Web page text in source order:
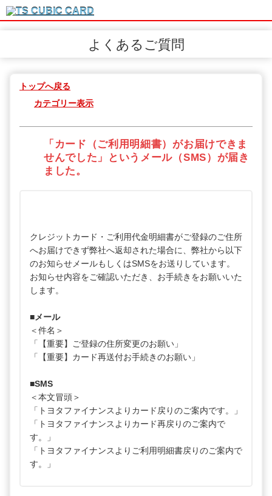
よくあるご質問
トップへ戻る
カテゴリー表示
「カード（ご利用明細書）がお届けできま
せんでした」というメール（SMS）が届き
ました。
クレジットカード・ご利用代金明細書がご登録のご住所
へお届けできず弊社へ返却された場合に、弊社から以下
のお知らせメールもしくはSMSをお送りしています。
お知らせ内容をご確認いただき、お手続きをお願いいた
します。
■メール
＜件名＞
「【重要】ご登録の住所変更のお願い」
「【重要】カード再送付お手続きのお願い」
■SMS
＜本文冒頭＞
「トヨタファイナンスよりカード戻りのご案内です。」
「トヨタファイナンスよりカード再戻りのご案内で
す。」
「トヨタファイナンスよりご利用明細書戻りのご案内で
す。」